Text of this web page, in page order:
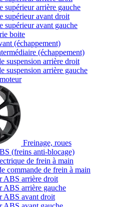
supérieur arrière gauche
supérieur avant droit
supérieur avant gauche
boite
(échappement)
(échappement)
suspension arrière droit
suspension arrière gauche
Freinage, roues
(freins anti-blocage)
de frein à main
commande de frein à main
ABS arrière droit
ABS arrière gauche
ABS avant droit